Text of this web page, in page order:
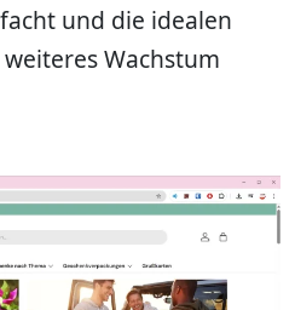
und die idealen
Wachstum